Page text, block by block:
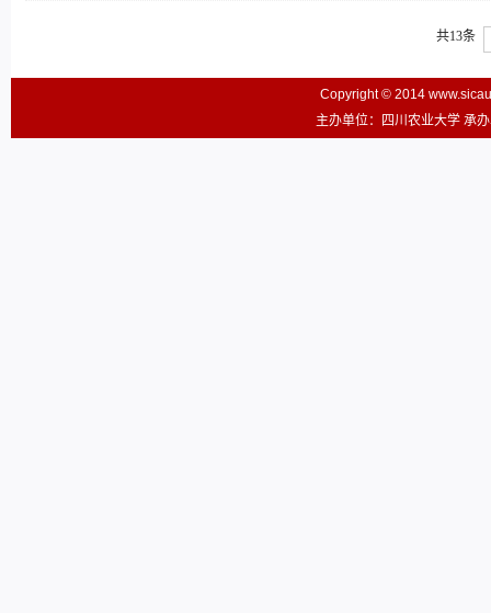
共13条
Copyright © 2014
主办单位：四川农业大学 承